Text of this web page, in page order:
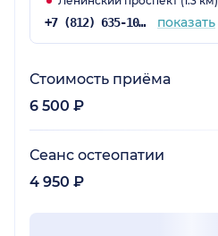
+7 (812) 635-10-38 показать
Стоимость приёма
6 500 ₽
Сеанс остеопатии
4 950 ₽